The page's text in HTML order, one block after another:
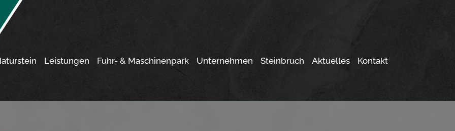
Leistungen Fuhr- & Maschinenpark Unternehmen Steinbruch Aktuelles Kontakt